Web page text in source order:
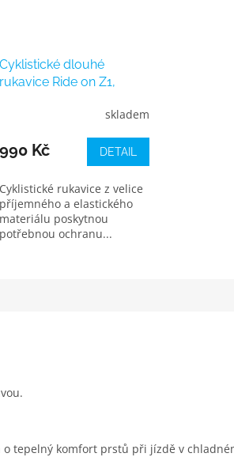
Cyklistické dlouhé
rukavice Ride on Z1,
skladem
990 Kč DETAIL
Cyklistické rukavice z velice
příjemného a elastického
materiálu poskytnou
potřebnou ochranu...
tepelný komfort prstů při jízdě v